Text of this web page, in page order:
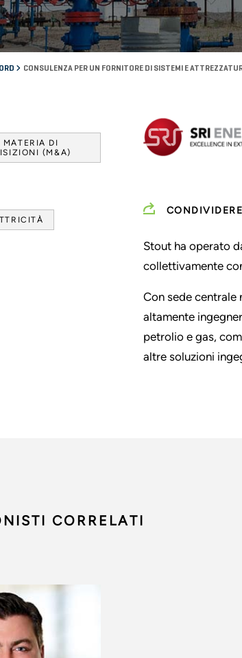
CONSULENZA PER UN FORNITORE DI SISTEMI E
DI
(M&A)
CONDIVIDERE
Stout ha operato
collettivamente
Con sede centrale
altamente
petrolio e gas,
altre soluzioni
CORRELATI